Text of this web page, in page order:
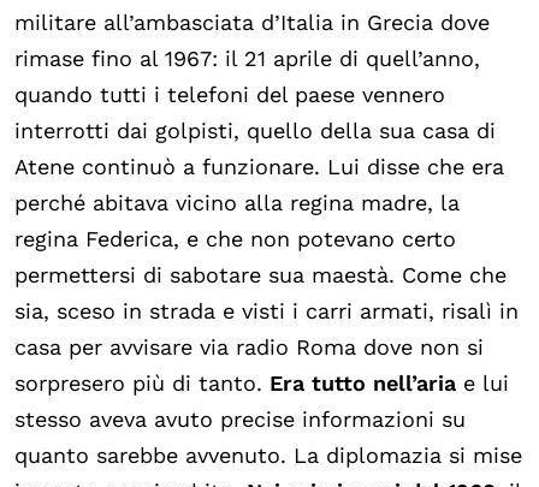
militare all’ambasciata d’Italia in Grecia dove
rimase fino al 1967: il 21 aprile di quell’anno,
quando tutti i telefoni del paese vennero
interrotti dai golpisti, quello della sua casa di
Atene continuò a funzionare. Lui disse che era
perché abitava vicino alla regina madre, la
regina Federica, e che non potevano certo
permettersi di sabotare sua maestà. Come che
sia, sceso in strada e visti i carri armati, risalì in
casa per avvisare via radio Roma dove non si
sorpresero più di tanto. Era tutto nell’aria e lui
stesso aveva avuto precise informazioni su
quanto sarebbe avvenuto. La diplomazia si mise